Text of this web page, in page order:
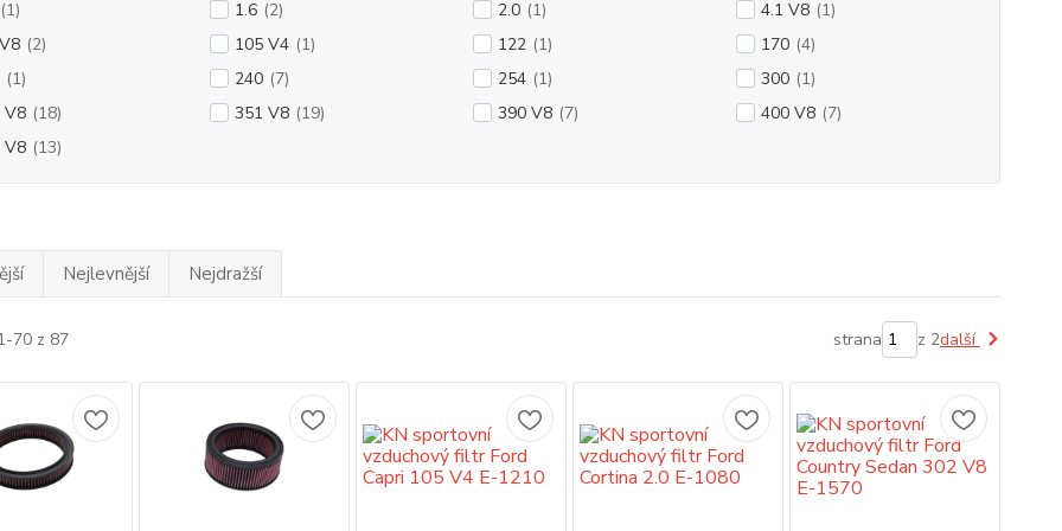
(1) 1.6 (2) 2.0 (1) 4.1 V8 (1)
(2) 105 V4 (1) 122 (1) 170 (4)
(1)
240 (7) 254 (1) 300 (1)
V8 (18) 351 V8 (19) 390 V8 (7) 400 V8 (7)
V8 (13)
Nejlevnější Nejdražší
70 z 87 strana z 2další